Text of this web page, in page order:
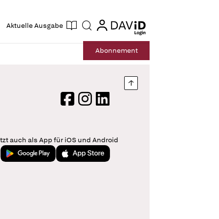
Aktuelle Ausgabe Suche login
login
Abonnement
Nach oben springen
FacebookInstagram
LinkedIn
auch als App für iOS und Android
Jetzt bei Google PlayLaden im App Store